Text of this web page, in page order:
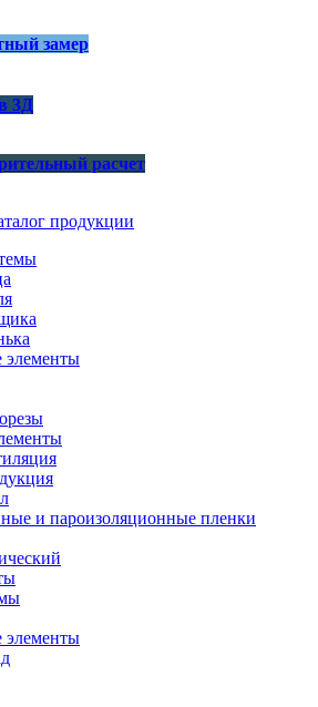
замер
3Д
расчет
продукции
и пароизоляционные пленки